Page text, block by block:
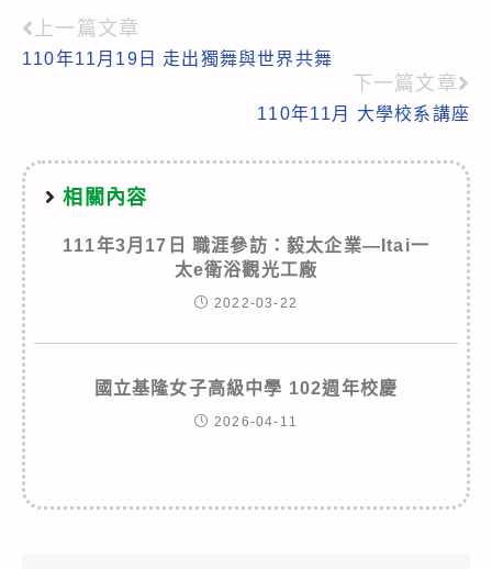
Read
more
上一篇文章
110年11月19日 走出獨舞與世界共舞
下一篇文章
110年11月 大學校系講座
相關內容
111年3月17日 職涯參訪：毅太企業—Itai一
太e衛浴觀光工廠
2022-03-22
國立基隆女子高級中學 102週年校慶
2026-04-11